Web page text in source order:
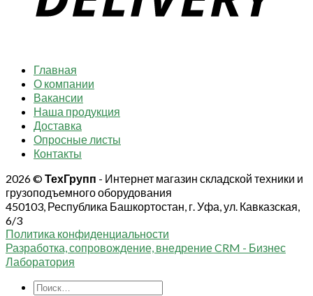
Главная
О компании
Вакансии
Наша продукция
Доставка
Опросные листы
Контакты
2026 ©ТехГрупп - Интернет магазин складской техники и
грузоподъемного оборудования
450103, Республика Башкортостан, г. Уфа, ул. Кавказская,
6/3
Политика конфиденциальности
Разработка, сопровождение, внедрение CRM - Бизнес
Лаборатория
Искать: